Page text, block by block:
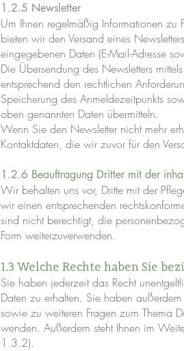
1.2.5 Newsletter
Um Ihnen regelmäßig Informationen
bieten wir den Versand eines
eingegebenen Daten (E-Mail-Adresse
Die Übersendung des Newsletters
entsprechend den rechtlichen
Speicherung des Anmeldezeitpunkts
oben genannten Daten übermitteln.
Wenn Sie den Newsletter nicht mehr
Kontaktdaten, die wir zuvor für den
1.2.6 Beauftragung Dritter mit der
Wir behalten uns vor, Dritte mit der
wir einen entsprechenden
sind nicht berechtigt, die
Form weiterzuverwenden.
1.3 Welche Rechte haben Sie
Sie haben jederzeit das Recht
Daten zu erhalten. Sie haben
sowie zu weiteren Fragen zum Thema
wenden. Außerdem steht Ihnen im
1.3.2).